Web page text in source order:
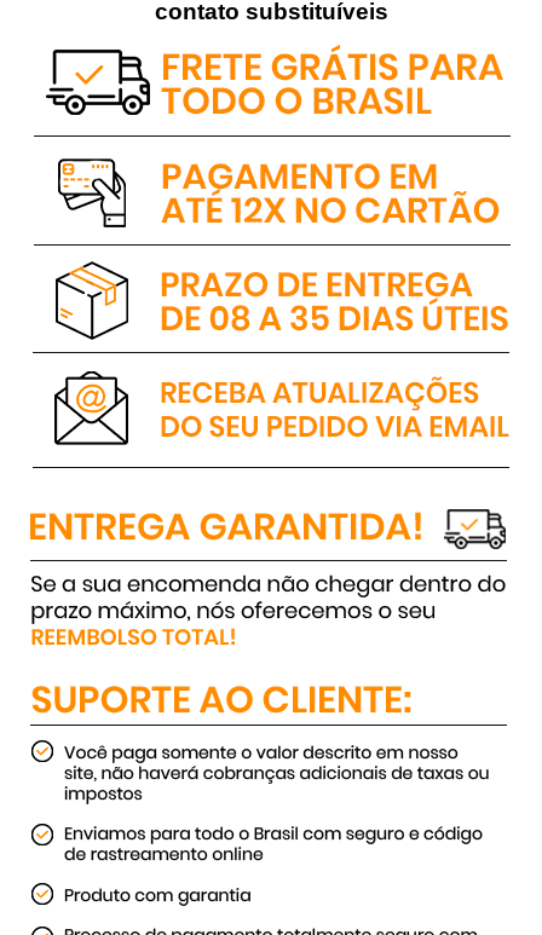
contato substituíveis